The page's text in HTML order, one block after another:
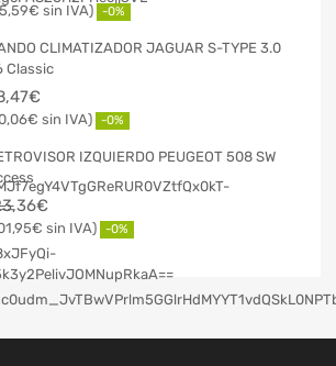
€ -0%
CLIMATIZADOR JAGUAR S-TYPE 3.0
Classic
€
€ -0%
IZQUIERDO PEUGEOT 508 SW
€
€ -0%